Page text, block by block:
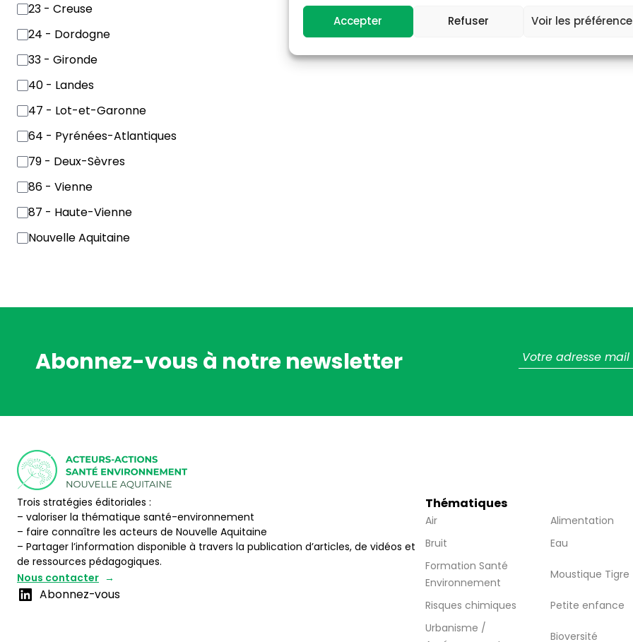
Accepter Refuser Voir les
23 - Creuse
24 - Dordogne
33 - Gironde
40 - Landes
47 - Lot-et-Garonne
64 - Pyrénées-Atlantiques
79 - Deux-Sèvres
86 - Vienne
87 - Haute-Vienne
Nouvelle Aquitaine
Abonnez-vous à notre newsletter
Trois stratégies éditoriales :
– valoriser la thématique santé-environnement
– faire connaître les acteurs de Nouvelle Aquitaine
– Partager l’information disponible à travers la publication d’articles, de vidéos et
de ressources pédagogiques.
Nous contacter
Abonnez-vous
Thématiques
Air
Alimentation
Bruit
Eau
Formation Santé
Environnement
Moustique Tigre
Risques chimiques
Petite enfance
Urbanisme /
Bioversité